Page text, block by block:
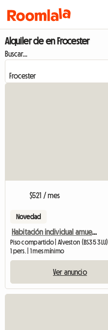
Alquiler de en Frocester
Buscar...
$521 / mes
Novedad
Habitación individual amueblada. Disponible de inmediato.
Piso compartido | Alveston (BS35 3LU)
1 pers. | 1 mes mínimo
Ver anuncio